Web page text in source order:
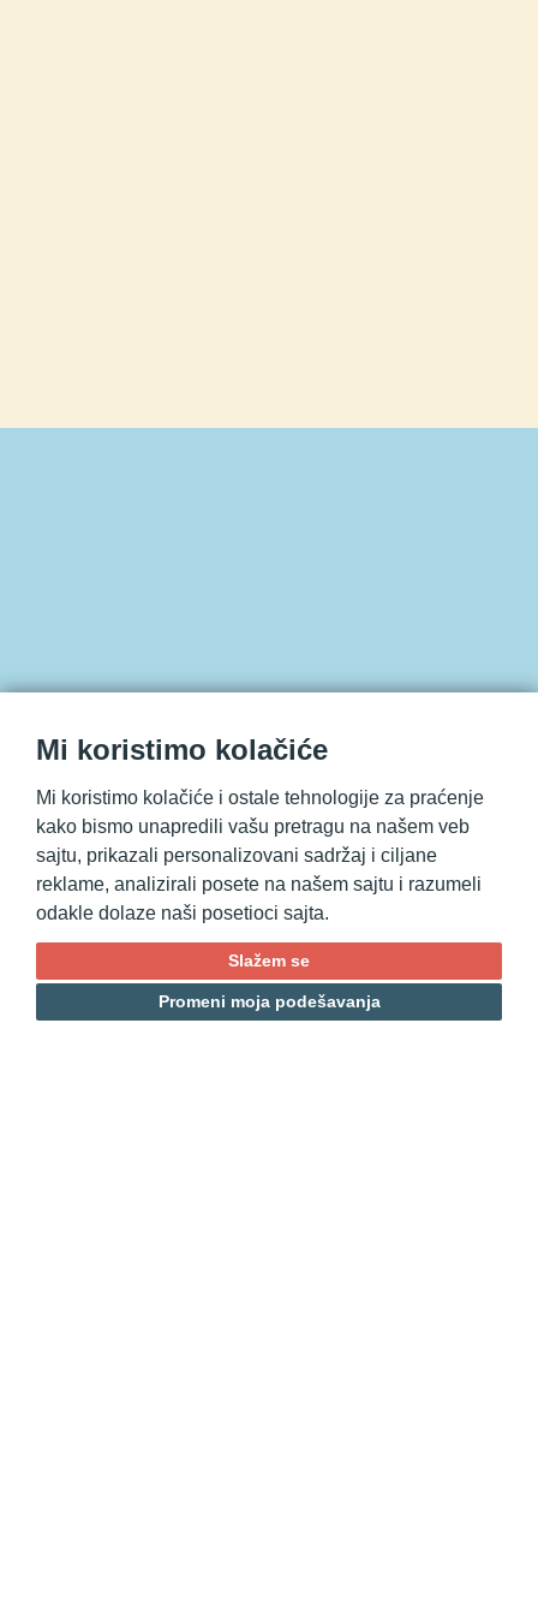
Mi koristimo kolačiće
Mi koristimo kolačiće i ostale tehnologije za praćenje
kako bismo unapredili vašu pretragu na našem veb
sajtu, prikazali personalizovani sadržaj i ciljane
reklame, analizirali posete na našem sajtu i razumeli
odakle dolaze naši posetioci sajta.
Slažem se
Promeni moja podešavanja